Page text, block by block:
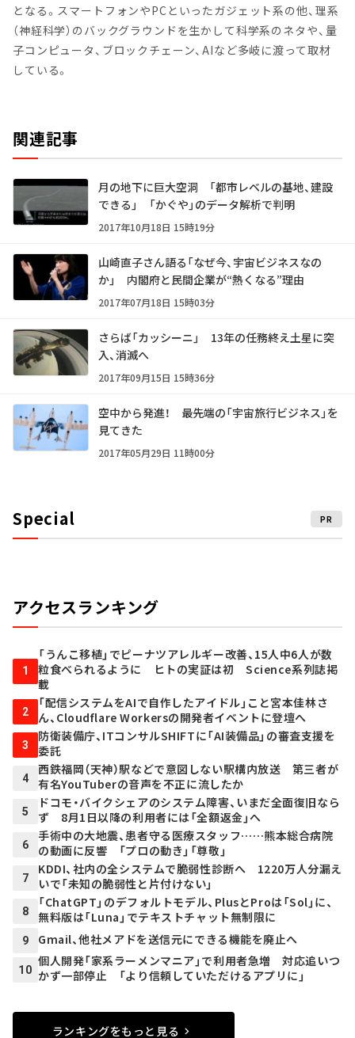
となる。スマートフォンやPCといったガジェット系の他、理系
（神経科学）のバックグラウンドを生かして科学系のネタや、量
子コンピュータ、ブロックチェーン、AIなど多岐に渡って取材
している。
関連記事
月の地下に巨大空洞 「都市レベルの基地、建設
できる」 「かぐや」のデータ解析で判明
2017年10月18日 15時19分
山崎直子さん語る「なぜ今、宇宙ビジネスなの
か」 内閣府と民間企業が“熱くなる”理由
2017年07月18日 15時03分
さらば「カッシーニ」 13年の任務終え土星に突
入、消滅へ
2017年09月15日 15時36分
空中から発進！ 最先端の「宇宙旅行ビジネス」を
見てきた
2017年05月29日 11時00分
Special PR
アクセスランキング
1
「うんこ移植」でピーナツアレルギー改善、15人中6人が数
粒食べられるように ヒトの実証は初 Science系列誌掲
載
2
「配信システムをAIで自作したアイドル」こと宮本佳林さ
ん、Cloudflare Workersの開発者イベントに登壇へ
3
防衛装備庁、ITコンサルSHIFTに「AI装備品」の審査支援を
委託
4
西鉄福岡（天神）駅などで意図しない駅構内放送 第三者が
有名YouTuberの音声を不正に流したか
5
ドコモ・バイクシェアのシステム障害、いまだ全面復旧なら
ず 8月1日以降の利用者には「全額返金」へ
6
手術中の大地震、患者守る医療スタッフ……熊本総合病院
の動画に反響 「プロの動き」「尊敬」
7
KDDI、社内の全システムで脆弱性診断へ 1220万人分漏え
いで「未知の脆弱性と片付けない」
8
「ChatGPT」のデフォルトモデル、PlusとProは「Sol」に、
無料版は「Luna」でテキストチャット無制限に
9 Gmail、他社メアドを送信元にできる機能を廃止へ
10
個人開発「家系ラーメンマニア」で利用者急増 対応追いつ
かず一部停止 「より信頼していただけるアプリに」
ランキングをもっと見る